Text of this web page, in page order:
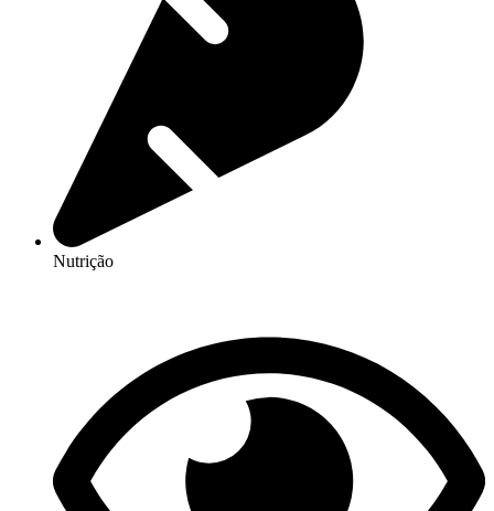
Nutrição